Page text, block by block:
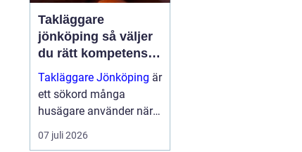
Takläggare
jönköping så väljer
du rätt kompetens
för ditt tak
Takläggare Jönköping är
ett sökord många
husägare använder när
tiden är inne för takbyte
eller takrenovering. Ett
07 juli 2026